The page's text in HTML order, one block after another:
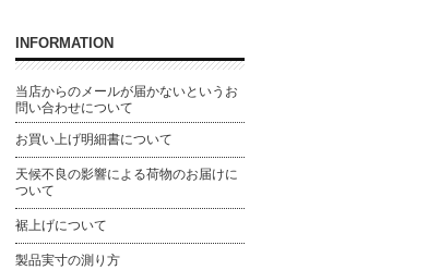
INFORMATION
当店からのメールが届かないというお
問い合わせについて
お買い上げ明細書について
天候不良の影響による荷物のお届けに
ついて
裾上げについて
製品実寸の測り方